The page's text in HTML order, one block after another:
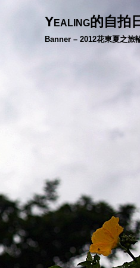
Yealing的自拍
Banner – 2012花東夏之旅